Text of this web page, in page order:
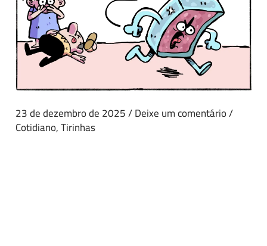
23 de dezembro de 2025/Deixe um comentário/
Cotidiano,Tirinhas